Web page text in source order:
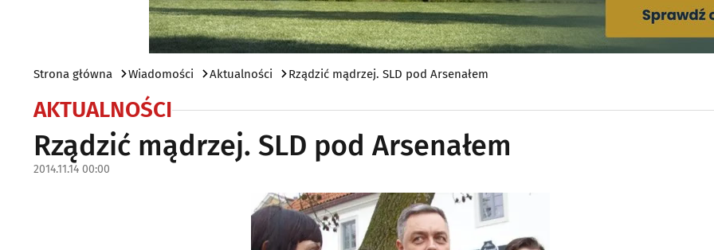
Strona główna Wiadomości Aktualności Rządzić mądrzej. SLD pod Arsenałem
AKTUALNOŚCI
Rządzić mądrzej. SLD pod Arsenałem
2014.11.14 00:00